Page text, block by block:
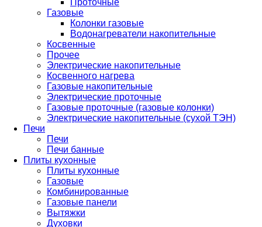
Проточные
Газовые
Колонки газовые
Водонагреватели накопительные
Косвенные
Прочее
Электрические накопительные
Косвенного нагрева
Газовые накопительные
Электрические проточные
Газовые проточные (газовые колонки)
Электрические накопительные (сухой ТЭН)
Печи
Печи
Печи банные
Плиты кухонные
Плиты кухонные
Газовые
Комбинированные
Газовые панели
Вытяжки
Духовки